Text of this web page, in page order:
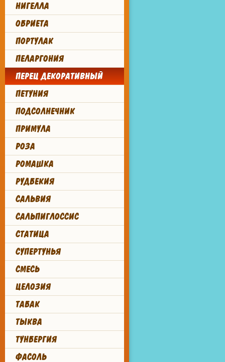
НИГЕЛЛА
ОБРИЕТА
ПОРТУЛАК
ПЕЛАРГОНИЯ
ПЕРЕЦ ДЕКОРАТИВНЫЙ
ПЕТУНИЯ
ПОДСОЛНЕЧНИК
ПРИМУЛА
РОЗА
РОМАШКА
РУДБЕКИЯ
САЛЬВИЯ
САЛЬПИГЛОССИС
СТАТИЦА
СУПЕРТУНЬЯ
СМЕСЬ
ЦЕЛОЗИЯ
ТАБАК
ТЫКВА
ТУНБЕРГИЯ
ФАСОЛЬ